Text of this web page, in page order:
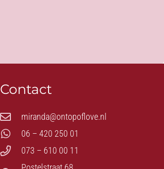
Contact
miranda@ontopoflove.nl
06 – 420 250 01
073 – 610 00 11